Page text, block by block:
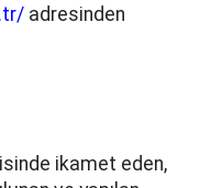
adresinden
ikamet eden,